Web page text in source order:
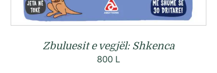
Zbuluesit e vegjël: Shkenca
800 L